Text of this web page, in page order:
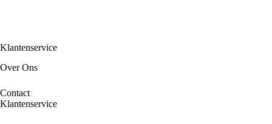
Klantenservice
Over Ons
Contact
Klantenservice